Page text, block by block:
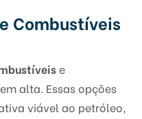
Combustíveis
e
alta. Essas opções
viável ao petróleo,